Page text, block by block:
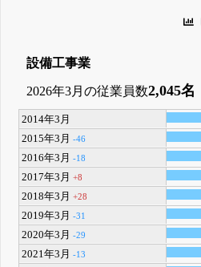
設備工事業
2026年3月の従業員数2,045名
2014年3月
2015年3月-46
2016年3月-18
2017年3月+8
2018年3月+28
2019年3月-31
2020年3月-29
2021年3月-13